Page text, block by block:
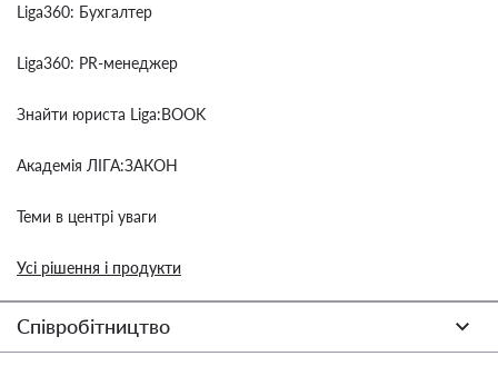
Liga360: Бухгалтер
Liga360: PR-менеджер
Знайти юриста Liga:BOOK
Академія ЛІГА:ЗАКОН
Теми в центрі уваги
Усі рішення і продукти
Співробітництво